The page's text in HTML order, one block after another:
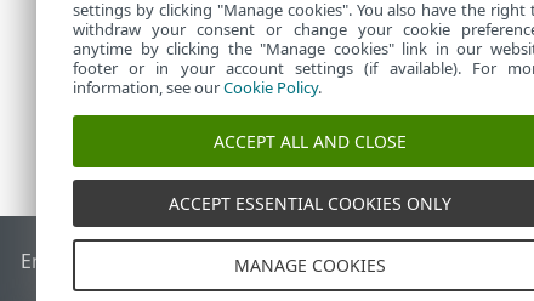
End of Life ESETナレッジベースESETフォーラム ESET
settings by clicking "Manage cookies". You also have the right
withdraw your consent or change your cookie
anytime by clicking the "Manage cookies" link in our
footer or in your account settings (if available). For
information, see ourCookie Policy.
ACCEPT ALL AND CLOSE
ACCEPT ESSENTIAL COOKIES ONLY
MANAGE COOKIES